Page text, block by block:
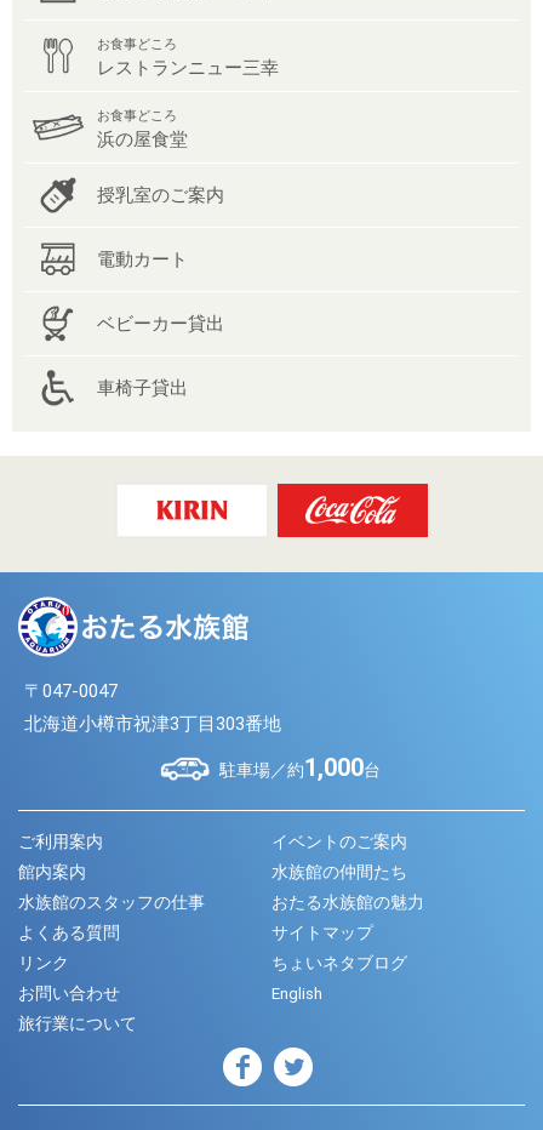
お食事どころ
レストランニュー三幸
お食事どころ
浜の屋食堂
授乳室のご案内
電動カート
ベビーカー貸出
車椅子貸出
〒047-0047
北海道小樽市祝津3丁目303番地
駐車場／約1,000台
ご利用案内
イベントのご案内
館内案内
水族館の仲間たち
水族館のスタッフの仕事
おたる水族館の魅力
よくある質問
サイトマップ
リンク
ちょいネタブログ
お問い合わせ
English
旅行業について